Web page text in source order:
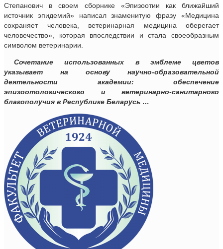
Степанович в своем сборнике «Эпизоотии как ближайший
источник эпидемий» написал знаменитую фразу «Медицина
сохраняет человека, ветеринарная медицина оберегает
человечество», которая впоследствии и стала своеобразным
символом ветеринарии.
Сочетание использованных в эмблеме цветов
указывает на основу научно-образовательной
деятельности академии: обеспечение
эпизоотологического и ветеринарно-санитарного
благополучия в Республике Беларусь …